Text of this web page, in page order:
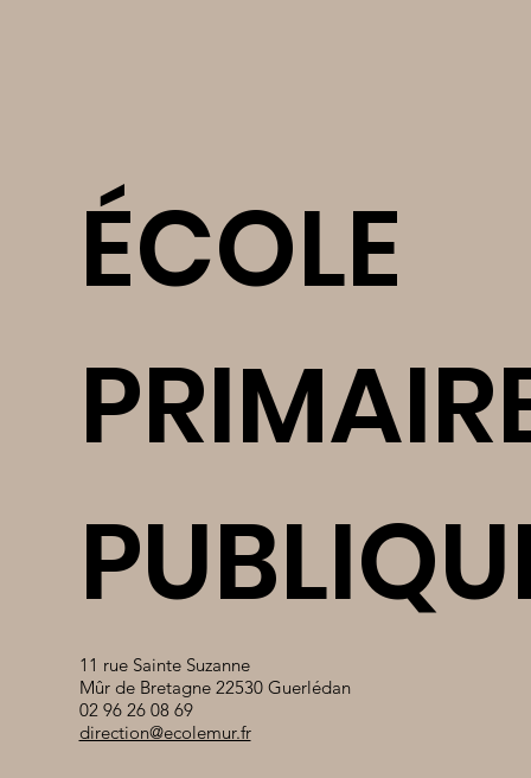
ÉCOLE
11 rue Sainte Suzanne
Mûr de Bretagne 22530 Guerlédan
02 96 26 08 69
direction@ecolemur.fr